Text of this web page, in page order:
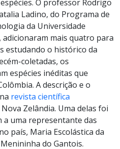
O professor Rodrigo
Ladino, do Programa de
da Universidade
adicionaram mais quatro para
estudando o histórico da
coletadas, os
espécies inéditas que
A descrição e o
revista científica
Nova Zelândia. Uma delas foi
a uma representante das
país, Maria Escolástica da
do Gantois.